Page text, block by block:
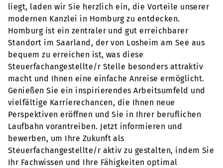
liegt, laden wir Sie herzlich ein, die Vorteile unserer
modernen Kanzlei in Homburg zu entdecken.
Homburg ist ein zentraler und gut erreichbarer
Standort im Saarland, der von Losheim am See aus
bequem zu erreichen ist, was diese
Steuerfachangestellte/r Stelle besonders attraktiv
macht und Ihnen eine einfache Anreise ermöglicht.
Genießen Sie ein inspirierendes Arbeitsumfeld und
vielfältige Karrierechancen, die Ihnen neue
Perspektiven eröffnen und Sie in Ihrer beruflichen
Laufbahn vorantreiben. Jetzt informieren und
bewerben, um Ihre Zukunft als
Steuerfachangestellte/r aktiv zu gestalten, indem Sie
Ihr Fachwissen und Ihre Fähigkeiten optimal